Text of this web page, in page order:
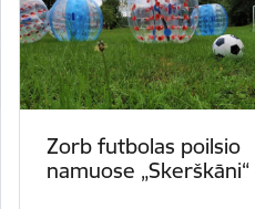
Zorb futbolas poilsio
namuose „Skerškāni“